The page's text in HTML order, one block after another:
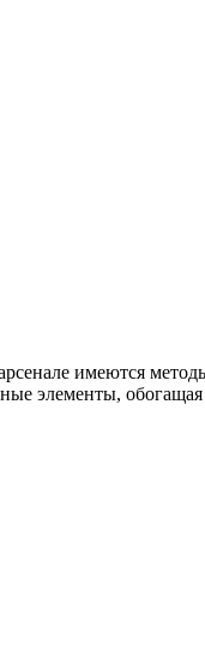
имеются
элементы, обогащая